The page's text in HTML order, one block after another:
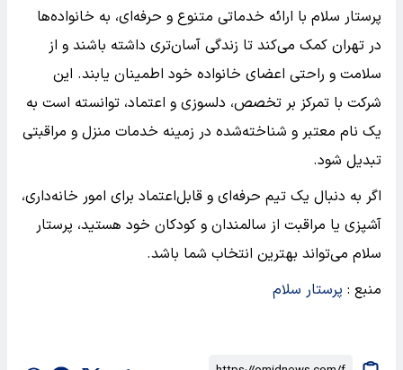
پرستار سلام با ارائه خدماتی متنوع و حرفه‌ای، به خانواده‌ها
در تهران کمک می‌کند تا زندگی آسان‌تری داشته باشند و از
سلامت و راحتی اعضای خانواده خود اطمینان یابند. این
شرکت با تمرکز بر تخصص، دلسوزی و اعتماد، توانسته است به
یک نام معتبر و شناخته‌شده در زمینه خدمات منزل و مراقبتی
تبدیل شود.
اگر به دنبال یک تیم حرفه‌ای و قابل‌اعتماد برای امور خانه‌داری،
آشپزی یا مراقبت از سالمندان و کودکان خود هستید، پرستار
سلام می‌تواند بهترین انتخاب شما باشد.
منبع : پرستار سلام